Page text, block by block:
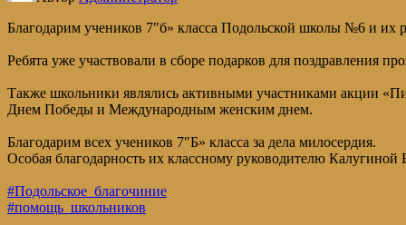
Благодарим учеников 7″б» класса Подольской школы №6 и
Ребята уже участвовали в сборе подарков для
Также школьники являлись активными участниками акции
Днем Победы и Международным женским днем.
Благодарим всех учеников 7″Б» класса за дела милосердия.
Особая благодарность их классному руководителю
#Подольское_благочиние
#помощь_школьников